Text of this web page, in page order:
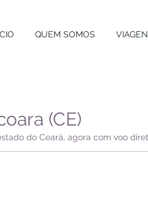
QUEM SOMOS
(CE)
do Ceará, agora com voo